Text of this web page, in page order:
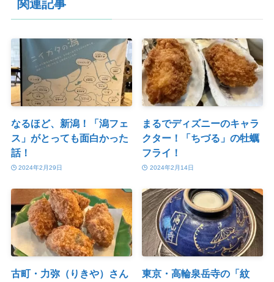
関連記事
なるほど、新潟！「潟フェ
ス」がとっても面白かった
話！
2024年2月29日
まるでディズニーのキャラ
クター！「ちづる」の牡蠣
フライ！
2024年2月14日
古町・力弥（りきや）さん
東京・高輪泉岳寺の「紋